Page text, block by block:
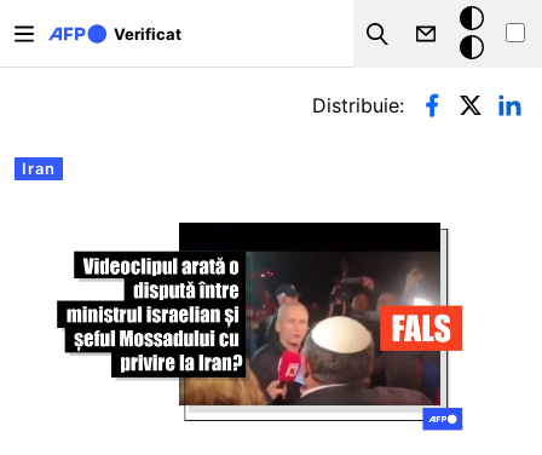
Verificat
Search
Modul
întunecat
Filele principale
Iran
Distribuie: